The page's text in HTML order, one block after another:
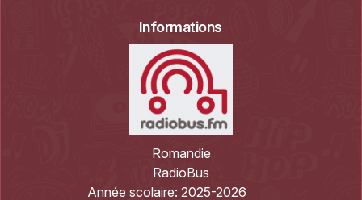
Informations
Romandie
RadioBus
Année scolaire: 2025-2026